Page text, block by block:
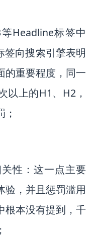
Headline标签中
签向搜索引擎表明
的重要程度，同一
以上的H1、H2，
性：这一点主要
验，并且惩罚滥用
根本没有提到，千